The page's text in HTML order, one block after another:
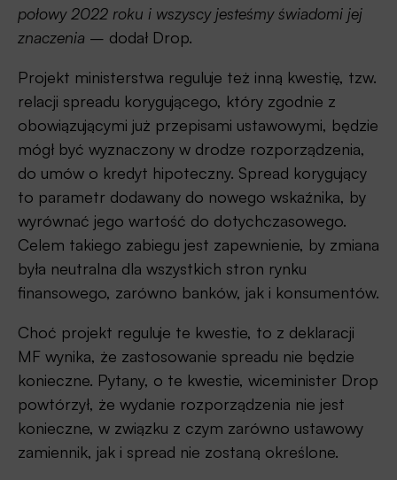
połowy 2022 roku i wszyscy jesteśmy świadomi jej
znaczenia – dodał Drop.
Projekt ministerstwa reguluje też inną kwestię, tzw.
relacji spreadu korygującego, który zgodnie z
obowiązującymi już przepisami ustawowymi, będzie
mógł być wyznaczony w drodze rozporządzenia,
do umów o kredyt hipoteczny. Spread korygujący
to parametr dodawany do nowego wskaźnika, by
wyrównać jego wartość do dotychczasowego.
Celem takiego zabiegu jest zapewnienie, by zmiana
była neutralna dla wszystkich stron rynku
finansowego, zarówno banków, jak i konsumentów.
Choć projekt reguluje te kwestie, to z deklaracji
MF wynika, że zastosowanie spreadu nie będzie
konieczne. Pytany, o te kwestie, wiceminister Drop
powtórzył, że wydanie rozporządzenia nie jest
konieczne, w związku z czym zarówno ustawowy
zamiennik, jak i spread nie zostaną określone.